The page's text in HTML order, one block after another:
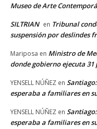
Museo de Arte
SILTRIAN en Tribunal
suspensión por deslindes
Mariposa en Ministro de
donde gobierno ejecuta 31
YENSELL NÚÑEZ en
esperaba a familiares en
YENSELL NÚÑEZ en
esperaba a familiares en